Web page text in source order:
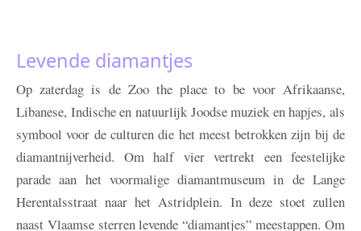
Levende diamantjes
Op zaterdag is de Zoo the place to be voor Afrikaanse,
Libanese, Indische en natuurlijk Joodse muziek en hapjes, als
symbool voor de culturen die het meest betrokken zijn bij de
diamantnijverheid. Om half vier vertrekt een feestelijke
parade aan het voormalige diamantmuseum in de Lange
Herentalsstraat naar het Astridplein. In deze stoet zullen
naast Vlaamse sterren levende “diamantjes” meestappen. Om